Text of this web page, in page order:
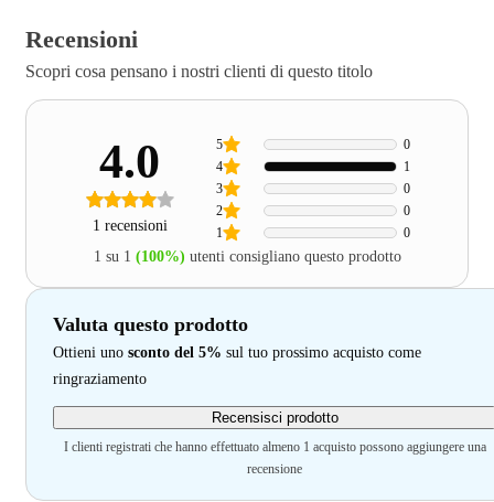
Recensioni
Scopri cosa pensano i nostri clienti di questo titolo
4.0
1 recensioni 1 0
2 0
3 0
4 1
5 0
1 su 1 (100%) utenti consigliano questo prodotto
Valuta questo prodotto
Ottieni uno sconto del 5% sul tuo prossimo acquisto come
ringraziamento
Recensisci prodotto
I clienti registrati che hanno effettuato almeno 1 acquisto possono aggiungere una
recensione